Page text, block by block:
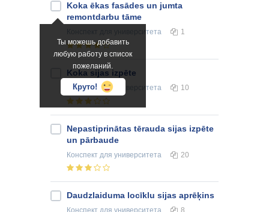
Ты можешь добавить
любую работу в список
пожеланий.
Круто!
Koka ēkas fasādes un jumta
remontdarbu tāme
для университета 1
Koka sijas izpēte
Конспект для университета 10
Nepastiprinātas tērauda sijas izpēte
un pārbaude
Конспект для университета 20
Daudzlaiduma locīklu sijas aprēķins